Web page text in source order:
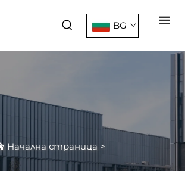
BG
Начална страница >